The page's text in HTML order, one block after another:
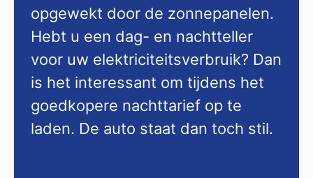
opgewekt door de zonnepanelen.
Hebt u een dag- en nachtteller
voor uw elektriciteitsverbruik? Dan
is het interessant om tijdens het
goedkopere nachttarief op te
laden. De auto staat dan toch stil.